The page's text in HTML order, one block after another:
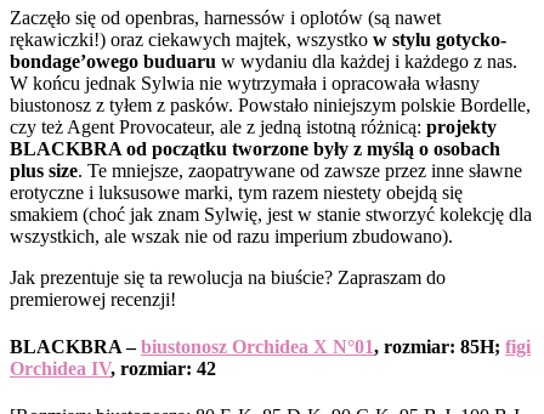
Zaczęło się od openbras, harnessów i oplotów (są nawet
rękawiczki!) oraz ciekawych majtek, wszystko w stylu gotycko-
bondage’owego buduaru w wydaniu dla każdej i każdego z nas.
W końcu jednak Sylwia nie wytrzymała i opracowała własny
biustonosz z tyłem z pasków. Powstało niniejszym polskie Bordelle,
czy też Agent Provocateur, ale z jedną istotną różnicą: projekty
BLACKBRA od początku tworzone były z myślą o osobach
plus size. Te mniejsze, zaopatrywane od zawsze przez inne sławne
erotyczne i luksusowe marki, tym razem niestety obejdą się
smakiem (choć jak znam Sylwię, jest w stanie stworzyć kolekcję dla
wszystkich, ale wszak nie od razu imperium zbudowano).
Jak prezentuje się ta rewolucja na biuście? Zapraszam do
premierowej recenzji!
BLACKBRA –biustonosz Orchidea X N°01, rozmiar: 85H; figi
Orchidea IV, rozmiar: 42